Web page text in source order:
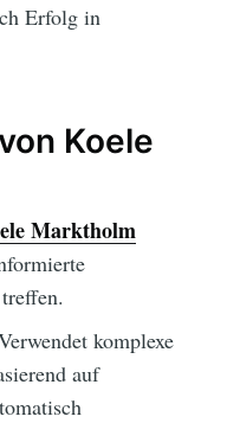
Erfolg in
Koele
Marktholm
komplexe
auf